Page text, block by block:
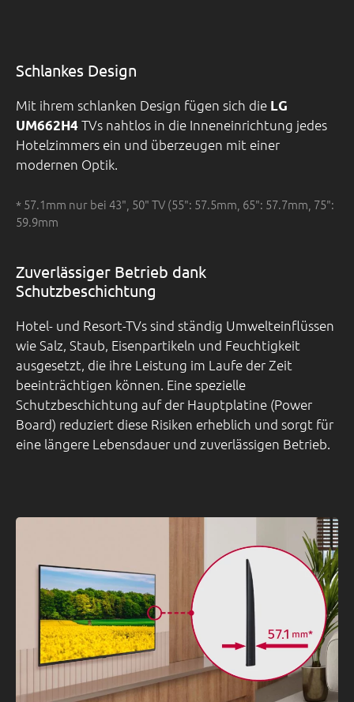
Schlankes Design
Mit ihrem schlanken Design fügen sich die LG
UM662H4TVs nahtlos in die Inneneinrichtung jedes
Hotelzimmers ein und überzeugen mit einer
modernen Optik.
* 57.1mm nur bei 43", 50" TV (55": 57.5mm, 65": 57.7mm, 75":
59.9mm
Zuverlässiger Betrieb dank
Schutzbeschichtung
Hotel- und Resort-TVs sind ständig Umwelteinflüssen
wie Salz, Staub, Eisenpartikeln und Feuchtigkeit
ausgesetzt, die ihre Leistung im Laufe der Zeit
beeinträchtigen können. Eine spezielle
Schutzbeschichtung auf der Hauptplatine (Power
Board) reduziert diese Risiken erheblich und sorgt für
eine längere Lebensdauer und zuverlässigen Betrieb.